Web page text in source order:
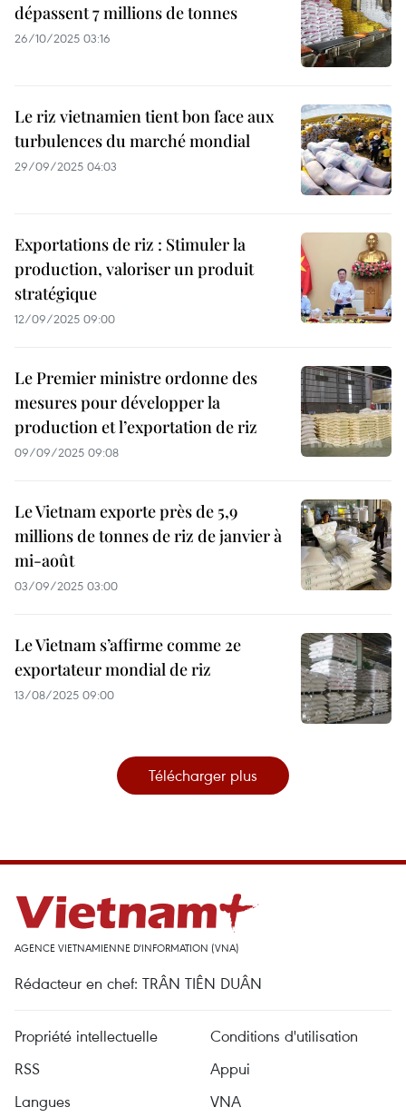
dépassent 7 millions de tonnes
26/10/2025 03:16
Le riz vietnamien tient bon face aux
turbulences du marché mondial
29/09/2025 04:03
Exportations de riz : Stimuler la
production, valoriser un produit
stratégique
12/09/2025 09:00
Le Premier ministre ordonne des
mesures pour développer la
production et l’exportation de riz
09/09/2025 09:08
Le Vietnam exporte près de 5,9
millions de tonnes de riz de janvier à
mi-août
03/09/2025 03:00
Le Vietnam s’affirme comme 2e
exportateur mondial de riz
13/08/2025 09:00
Télécharger plus
AGENCE VIETNAMIENNE D'INFORMATION (VNA)
Rédacteur en chef: TRÂN TIÊN DUÂN
Propriété intellectuelle
Conditions d'utilisation
RSS
Appui
Langues
VNA